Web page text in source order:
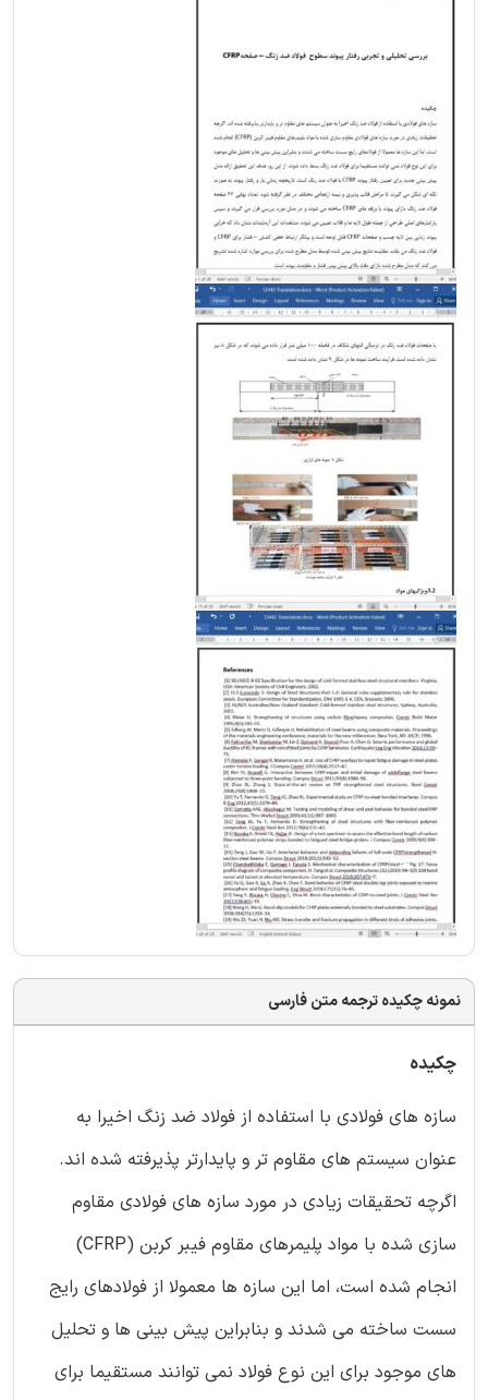
نمونه چکیده ترجمه متن فارسی
چکیده
سازه های فولادی با استفاده از فولاد ضد زنگ اخیرا به
عنوان سیستم های مقاوم تر و پایدارتر پذیرفته شده اند.
اگرچه تحقیقات زیادی در مورد سازه های فولادی مقاوم
سازی شده با مواد پلیمرهای مقاوم فیبر کربن (CFRP)
انجام شده است، اما این سازه ها معمولا از فولادهای رایج
سست ساخته می شدند و بنابراین پیش بینی ها و تحلیل
های موجود برای این نوع فولاد نمی توانند مستقیما برای